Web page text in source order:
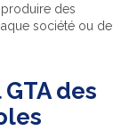
des
société ou de
des